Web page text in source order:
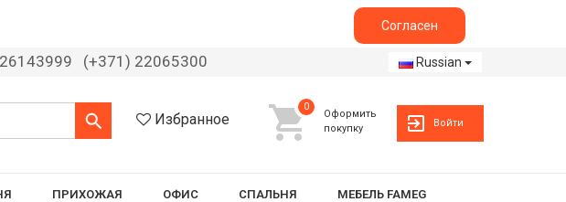
Согласен
(+371) 22065300 Russian
Избранное
0
Оформить
покупку
Войти
ПРИХОЖАЯ ОФИС СПАЛЬНЯ МЕБЕЛЬ FAMEG